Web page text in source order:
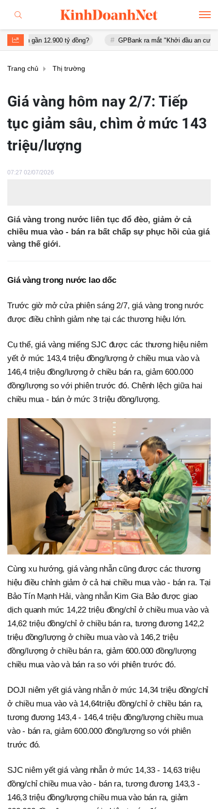
12.900 tỷ đồng? GPBank ra mắt "Khởi đầu an cư", đồng hành
Trang chủ Thị trường
Giá vàng hôm nay 2/7: Tiếp
tục giảm sâu, chìm ở mức 143
triệu/lượng
07:27 02/07/2026
Giá vàng trong nước liên tục đổ đèo, giảm ở cả
chiều mua vào - bán ra bất chấp sự phục hồi của giá
vàng thế giới.
Giá vàng trong nước lao dốc
Trước giờ mở cửa phiên sáng 2/7, giá vàng trong nước
được điều chỉnh giảm nhẹ tại các thương hiệu lớn.
Cụ thể, giá vàng miếng SJC được các thương hiệu niêm
yết ở mức 143,4 triệu đồng/lượng ở chiều mua vào và
146,4 triệu đồng/lượng ở chiều bán ra, giảm 600.000
đồng/lượng so với phiên trước đó. Chênh lệch giữa hai
chiều mua - bán ở mức 3 triệu đồng/lượng.
Cùng xu hướng, giá vàng nhẫn cũng được các thương
hiệu điều chỉnh giảm ở cả hai chiều mua vào - bán ra. Tại
Bảo Tín Mạnh Hải, vàng nhẫn Kim Gia Bảo được giao
dịch quanh mức 14,22 triệu đồng/chỉ ở chiều mua vào và
14,62 triệu đồng/chỉ ở chiều bán ra, tương đương 142,2
triệu đồng/lượng ở chiều mua vào và 146,2 triệu
đồng/lượng ở chiều bán ra, giảm 600.000 đồng/lượng
chiều mua vào và bán ra so với phiên trước đó.
DOJI niêm yết giá vàng nhẫn ở mức 14,34 triệu đồng/chỉ
ở chiều mua vào và 14,64triệu đồng/chỉ ở chiều bán ra,
tương đương 143,4 - 146,4 triệu đồng/lượng chiều mua
vào - bán ra, giảm 600.000 đồng/lượng so với phiên
trước đó.
SJC niêm yết giá vàng nhẫn ở mức 14,33 - 14,63 triệu
đồng/chỉ chiều mua vào - bán ra, tương đương 143,3 -
146,3 triệu đồng/lượng chiều mua vào bán ra, giảm